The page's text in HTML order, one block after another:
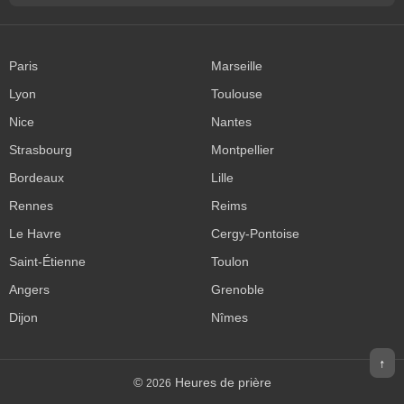
Paris
Marseille
Lyon
Toulouse
Nice
Nantes
Strasbourg
Montpellier
Bordeaux
Lille
Rennes
Reims
Le Havre
Cergy-Pontoise
Saint-Étienne
Toulon
Angers
Grenoble
Dijon
Nîmes
© 2026 Heures de prière
↑